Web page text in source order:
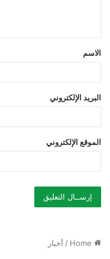
ق
*
الاسم
البريد الإلكتروني
الموقع الإلكتروني